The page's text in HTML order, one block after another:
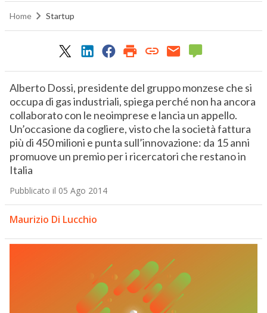
Home Startup
Alberto Dossi, presidente del gruppo monzese che si
occupa di gas industriali, spiega perché non ha ancora
collaborato con le neoimprese e lancia un appello.
Un’occasione da cogliere, visto che la società fattura
più di 450 milioni e punta sull’innovazione: da 15 anni
promuove un premio per i ricercatori che restano in
Italia
Pubblicato il 05 Ago 2014
Maurizio Di Lucchio